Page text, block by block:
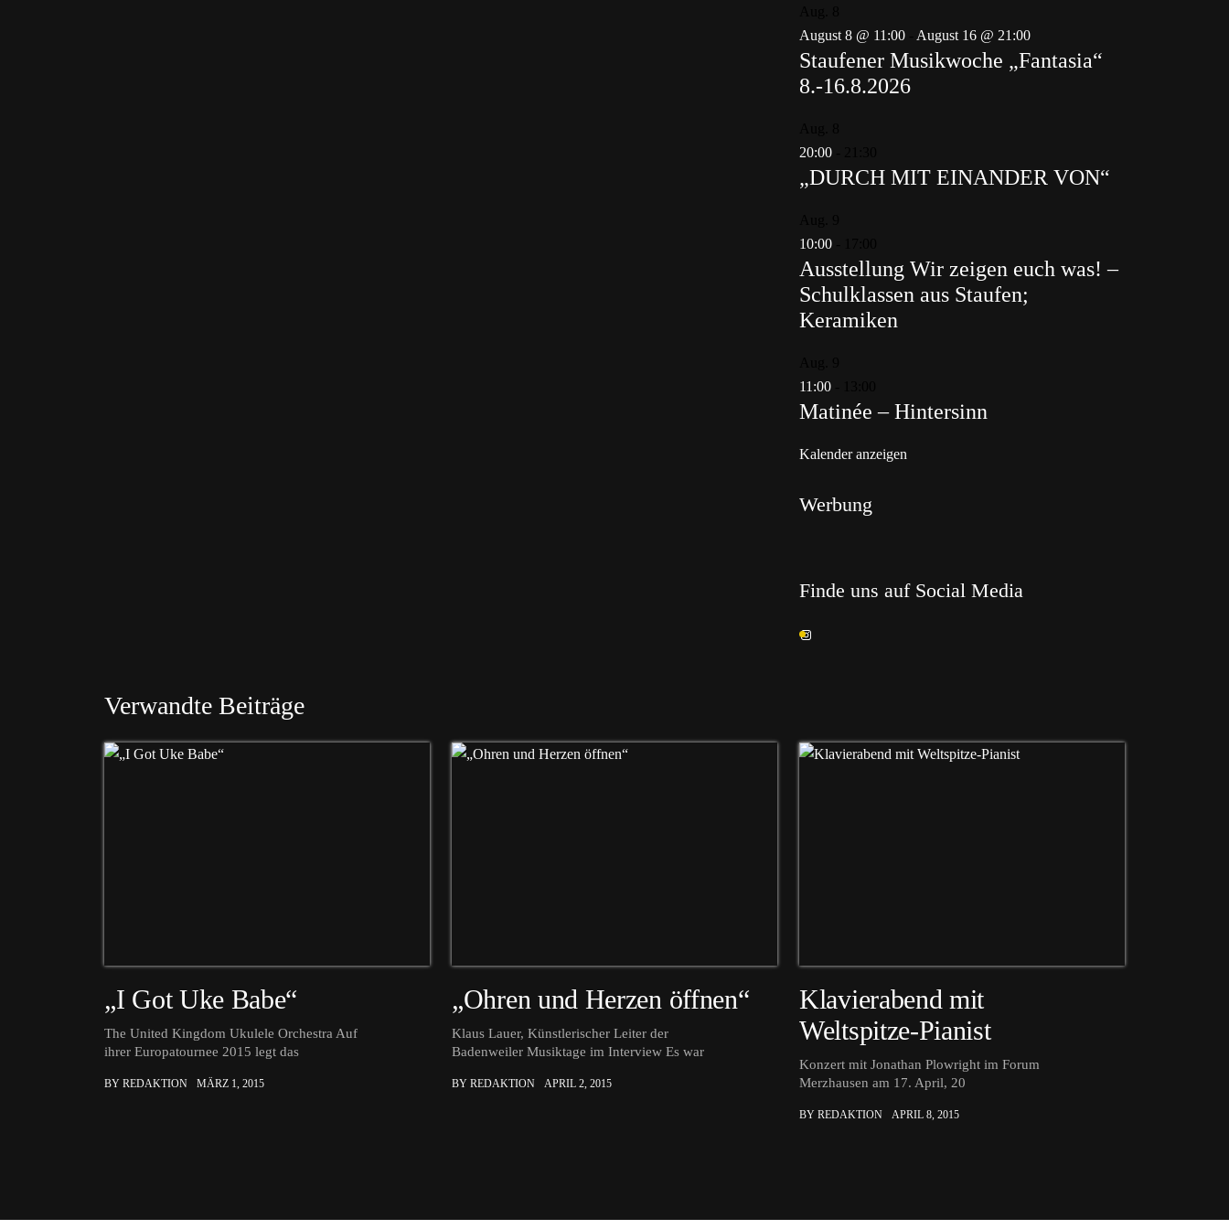
August 8 @ 11:00
August 16 @ 21:00
Staufener Musikwoche „Fantasia“
8.-16.8.2026
20:00
„DURCH MIT EINANDER VON“
10:00
Ausstellung Wir zeigen euch was! –
Schulklassen aus Staufen;
Keramiken
11:00
Matinée – Hintersinn
Kalender anzeigen
Werbung
Finde uns auf Social Media
Verwandte Beiträge
„I Got Uke Babe“
The United Kingdom Ukulele Orchestra Auf
ihrer Europatournee 2015 legt das
BY REDAKTION MÄRZ 1, 2015
„Ohren und Herzen öffnen“
Klaus Lauer, Künstlerischer Leiter der
Badenweiler Musiktage im Interview Es war
BY REDAKTION APRIL 2, 2015
Klavierabend mit
Weltspitze-Pianist
Konzert mit Jonathan Plowright im Forum
Merzhausen am 17. April, 20
BY REDAKTION APRIL 8, 2015